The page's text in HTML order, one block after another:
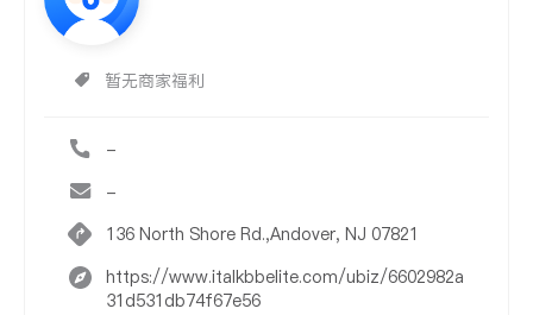
暂无商家福利
-
-
136 North Shore Rd.,Andover, NJ 07821
https://www.italkbbelite.com/ubiz/6602982a
31d531db74f67e56